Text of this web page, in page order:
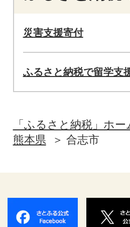
災害支援寄付
ふるさと納税で留学支
「ふるさと納税」ホー
熊本県
合志市